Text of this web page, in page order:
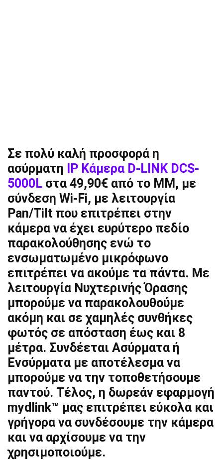
Σε πολύ καλή προσφορά η
ασύρματη
IP Κάμερα D-LINK DCS-
5000L στα 49,90€ από το ΜΜ, με
σύνδεση Wi-Fi, με λειτουργία
Pan/Tilt που επιτρέπει στην
κάμερα να έχει ευρύτερο πεδίο
παρακολούθησης ενώ το
ενσωματωμένο μικρόφωνο
επιτρέπει να ακούμε τα πάντα. Με
λειτουργία Νυχτερινής Όρασης
μπορούμε να παρακολουθούμε
ακόμη και σε χαμηλές συνθήκες
φωτός σε απόσταση έως και 8
μέτρα. Συνδέεται Ασύρματα ή
Ενσύρματα με αποτέλεσμα να
μπορούμε να την τοποθετήσουμε
παντού. Τέλος, η δωρεάν εφαρμογή
mydlink™ μας επιτρέπει εύκολα και
γρήγορα να συνδέσουμε την κάμερα
και να αρχίσουμε να την
χρησιμοποιούμε.